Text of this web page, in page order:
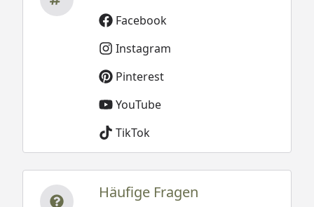
Facebook
Instagram
Pinterest
YouTube
TikTok
Häufige Fragen